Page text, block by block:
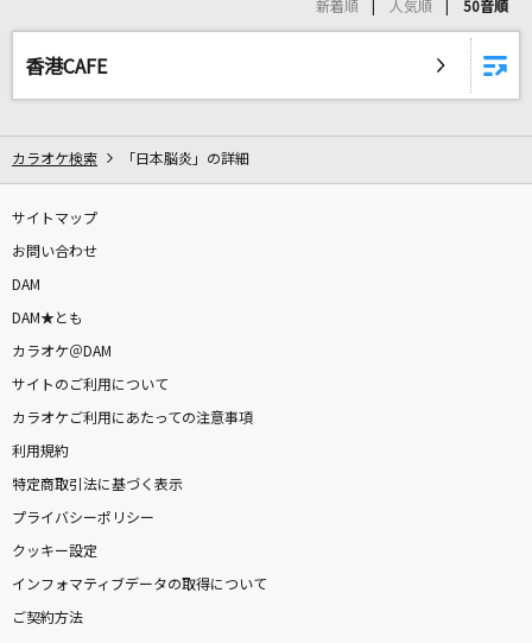
AliA
月に吠える
[生音]悪魔の子
ヒグチアイ
Shape Of You [シェイプ・オブ・ユー]
Ed Sheeran
Love me,Love you
新着順 人気順 50音順
香港CAFE
カラオケ検索 「日本脳炎」の詳細
サイトマップ
お問い合わせ
DAM
DAM★とも
カラオケ＠DAM
サイトのご利用について
カラオケご利用にあたっての注意事項
利用規約
特定商取引法に基づく表示
プライバシーポリシー
クッキー設定
インフォマティブデータの取得について
ご契約方法